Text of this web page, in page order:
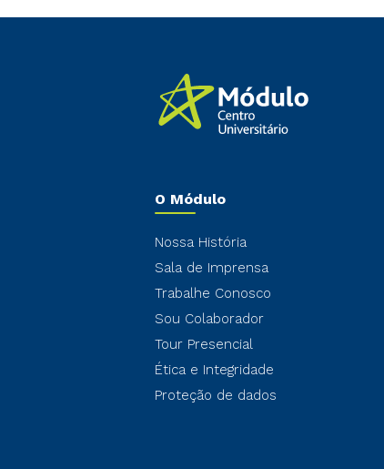
O Módulo
Nossa História
Sala de Imprensa
Trabalhe Conosco
Sou Colaborador
Tour Presencial
Ética e Integridade
Proteção de dados